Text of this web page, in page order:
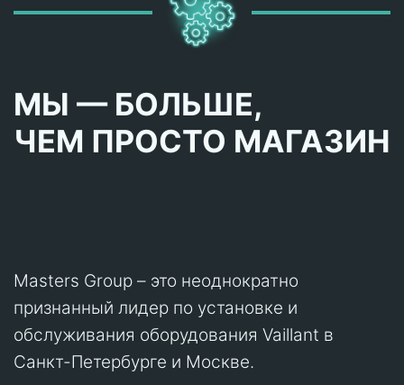
МЫ — БОЛЬШЕ,
ЧЕМ ПРОСТО МАГАЗИН
Masters Group – это неоднократно
признанный лидер по установке и
обслуживания оборудования Vaillant в
Санкт-Петербурге и Москве.